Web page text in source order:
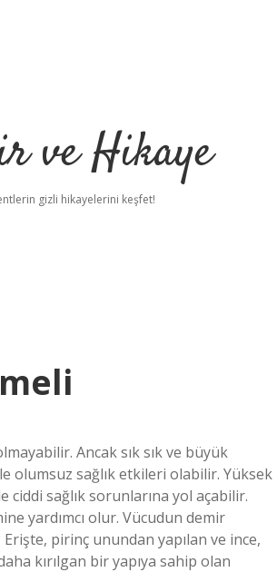
ve Hikaye
gizli hikayelerini keşfet!
Ancak sık sık ve büyük
olumsuz sağlık etkileri olabilir. Yüksek
sağlık sorunlarına yol açabilir.
yardımcı olur. Vücudun demir
Erişte, pirinç unundan yapılan ve ince,
kırılgan bir yapıya sahip olan